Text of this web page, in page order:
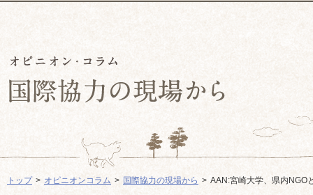
トップ オピニオンコラム 国際協力の現場から AAN:宮崎大学、県内NGO